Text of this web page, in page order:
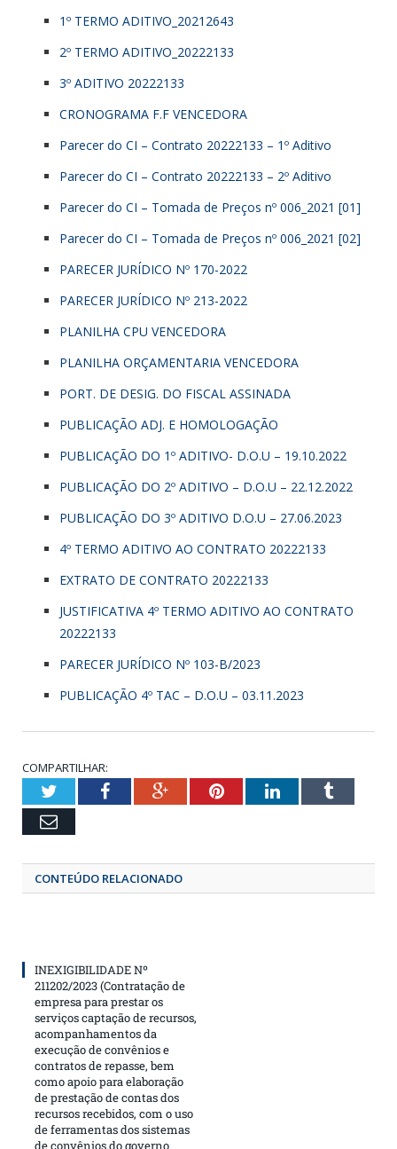
1º TERMO ADITIVO_20212643
2º TERMO ADITIVO_20222133
3º ADITIVO 20222133
CRONOGRAMA F.F VENCEDORA
Parecer do CI – Contrato 20222133 – 1º Aditivo
Parecer do CI – Contrato 20222133 – 2º Aditivo
Parecer do CI – Tomada de Preços nº 006_2021 [01]
Parecer do CI – Tomada de Preços nº 006_2021 [02]
PARECER JURÍDICO Nº 170-2022
PARECER JURÍDICO Nº 213-2022
PLANILHA CPU VENCEDORA
PLANILHA ORÇAMENTARIA VENCEDORA
PORT. DE DESIG. DO FISCAL ASSINADA
PUBLICAÇÃO ADJ. E HOMOLOGAÇÃO
PUBLICAÇÃO DO 1º ADITIVO- D.O.U – 19.10.2022
PUBLICAÇÃO DO 2º ADITIVO – D.O.U – 22.12.2022
PUBLICAÇÃO DO 3º ADITIVO D.O.U – 27.06.2023
4º TERMO ADITIVO AO CONTRATO 20222133
EXTRATO DE CONTRATO 20222133
JUSTIFICATIVA 4º TERMO ADITIVO AO CONTRATO
20222133
PARECER JURÍDICO Nº 103-B/2023
PUBLICAÇÃO 4º TAC – D.O.U – 03.11.2023
COMPARTILHAR:
TwitterFacebookGoogle+Pinterest
LinkedIn
Email
CONTEÚDO RELACIONADO
INEXIGIBILIDADE Nº
211202/2023 (Contratação de
empresa para prestar os
serviços captação de recursos,
acompanhamentos da
execução de convênios e
contratos de repasse, bem
como apoio para elaboração
de prestação de contas dos
recursos recebidos, com o uso
de ferramentas dos sistemas
de convênios do governo